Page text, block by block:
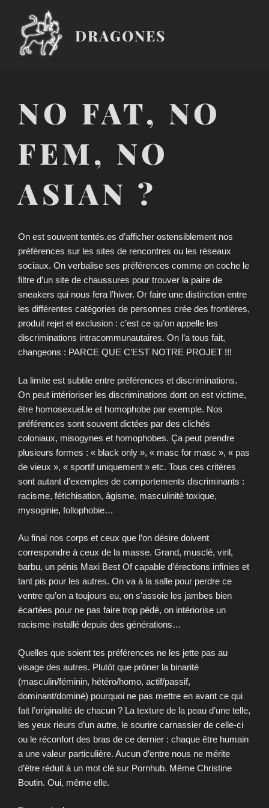
contenu
principal
DRAGONES
NO FAT, NO
FEM, NO
ASIAN ?
On est souvent tentés.es d’afficher ostensiblement nos
préférences sur les sites de rencontres ou les réseaux
sociaux. On verbalise ses préférences comme on coche le
filtre d’un site de chaussures pour trouver la paire de
sneakers qui nous fera l’hiver. Or faire une distinction entre
les différentes catégories de personnes crée des frontières,
produit rejet et exclusion : c’est ce qu’on appelle les
discriminations intracommunautaires. On l’a tous fait,
changeons : PARCE QUE C’EST NOTRE PROJET !!!
La limite est subtile entre préférences et discriminations.
On peut intérioriser les discriminations dont on est victime,
être homosexuel.le et homophobe par exemple. Nos
préférences sont souvent dictées par des clichés
coloniaux, misogynes et homophobes. Ça peut prendre
plusieurs formes : « black only », « masc for masc », « pas
de vieux », « sportif uniquement » etc. Tous ces critères
sont autant d’exemples de comportements discriminants :
racisme, fétichisation, âgisme, masculinité toxique,
mysoginie, follophobie…
Au final nos corps et ceux que l’on désire doivent
correspondre à ceux de la masse. Grand, musclé, viril,
barbu, un pénis Maxi Best Of capable d’érections infinies et
tant pis pour les autres. On va à la salle pour perdre ce
ventre qu’on a toujours eu, on s’assoie les jambes bien
écartées pour ne pas faire trop pédé, on intériorise un
racisme installé depuis des générations…
Quelles que soient tes préférences ne les jette pas au
visage des autres. Plutôt que prôner la binarité
(masculin/féminin, hétéro/homo, actif/passif,
dominant/dominé) pourquoi ne pas mettre en avant ce qui
fait l’originalité de chacun ? La texture de la peau d’une telle,
les yeux rieurs d’un autre, le sourire carnassier de celle-ci
ou le réconfort des bras de ce dernier : chaque être humain
a une valeur particulière. Aucun d’entre nous ne mérite
d’être réduit à un mot clé sur Pornhub. Même Christine
Boutin. Oui, même elle.